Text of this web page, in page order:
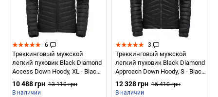
6
Треккинговый мужской
легкий пуховик Black Diamond
Access Down Hoody, XL - Black
(BD 746080.0002-XL)
10 488 грн 13 110 грн
В наличии
3
Треккинговый мужской
легкий пуховик Black Diamond
Approach Down Hoody, S - Black
(BD 746000.0002-S)
12 328 грн 15 410 грн
В наличии